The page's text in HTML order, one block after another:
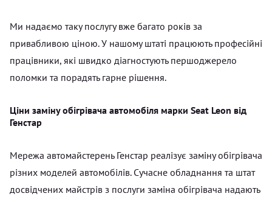
Ми надаємо таку послугу вже багато років за
привабливою ціною. У нашому штаті працюють професійні
працівники, які швидко діагностують першоджерело
поломки та порадять гарне рішення.
Ціни заміну обігрівача автомобіля марки Seat Leon від
Генстар
Мережа автомайстерень Генстар реалізує заміну обігрівача
різних моделей автомобілів. Сучасне обладнання та штат
досвідчених майстрів з послуги заміна обігрівача надають